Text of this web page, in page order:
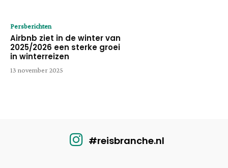
Persberichten
Airbnb ziet in de winter van
2025/2026 een sterke groei
in winterreizen
13 november 2025
#reisbranche.nl